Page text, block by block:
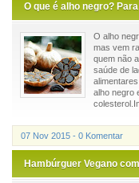
O que é alho negro?
O alho
mas vem
quem não
saúde de
alho negro
07 Nov 2015 - 0 Komentar
Hambúrguer Vegano